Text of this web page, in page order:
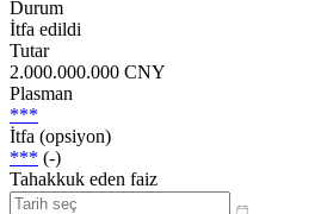
Durum
İtfa edildi
Tutar
2.000.000.000 CNY
Plasman
***
İtfa (opsiyon)
*** (-)
Tahakkuk eden faiz